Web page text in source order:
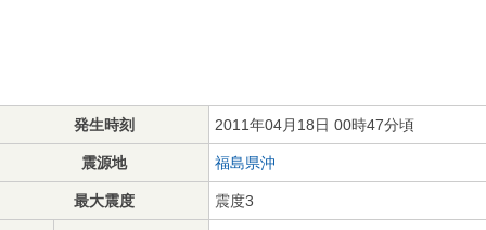
発生時刻 2011年04月18日 00時47分頃
震源地 福島県沖
最大震度 震度3